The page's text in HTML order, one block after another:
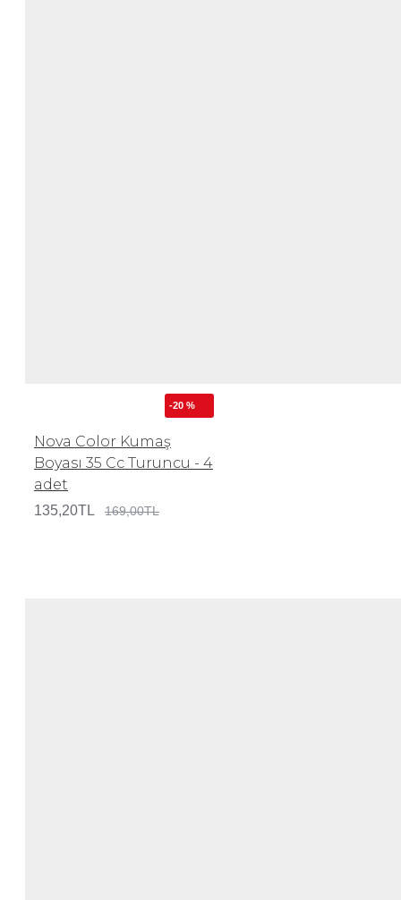
-20 %
Nova Color Kumaş
Boyası 35 Cc Turuncu - 4
adet
135,20TL 169,00TL